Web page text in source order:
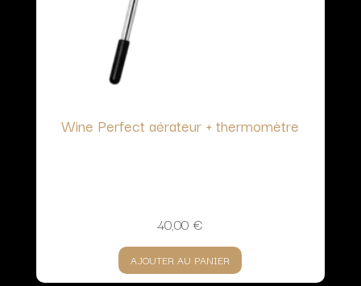
Wine Perfect aérateur + thermomètre
40,00 €
AJOUTER AU PANIER